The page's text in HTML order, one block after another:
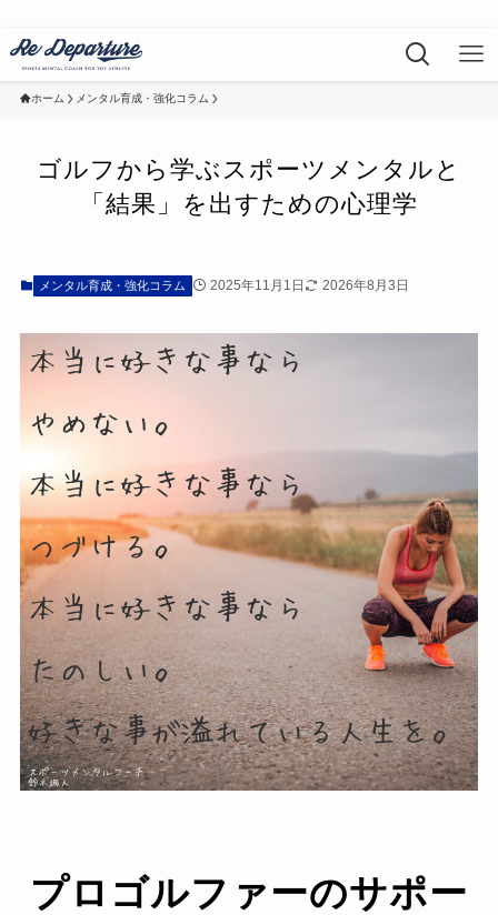
ホーム メンタル育成・強化コラム
ゴルフから学ぶスポーツメンタルと
「結果」を出すための心理学
メンタル育成・強化コラム 2025年11月1日 2026年8月3日
プロゴルファーのサポー